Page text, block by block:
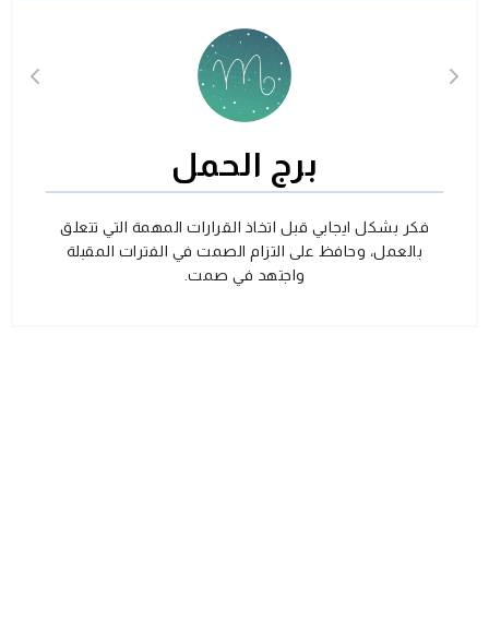
برج الحمل
فكر بشكل ايجابي قبل اتخاذ القرارات المهمة التي تتعلق
بالعمل، وحافظ على التزام الصمت في الفترات المقبلة
واجتهد في صمت.